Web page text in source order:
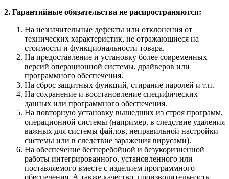
2. Гарантийные обязательства не распространяются:
На незначительные дефекты или отклонения от
технических характеристик, не отражающиеся на
стоимости и функциональности товара.
На предоставление и установку более современных
версий операционной системы, драйверов или
программного обеспечения.
На сброс защитных функций, стирание паролей и т.п.
На сохранение и восстановление специфических
данных или программного обеспечения.
На повторную установку вышедших из строя программ,
операционной системы (например, в следствие удаления
важных для системы файлов, неправильной настройки
системы или в следствие заражения вирусами).
На обеспечение бесперебойной и безукоризненной
работы интегрированного, установленного или
поставляемого вместе с изделием программного